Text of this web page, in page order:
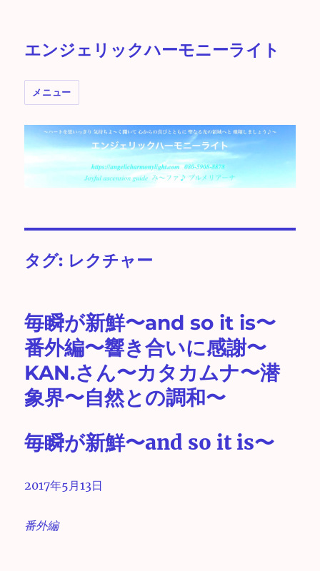
エンジェリックハーモニーライト
メニュー
タグ: レクチャー
毎瞬が新鮮〜and so it is〜
番外編〜響き合いに感謝〜
KAN.さん〜カタカムナ〜潜
象界〜自然との調和〜
毎瞬が新鮮〜and so it is〜
2017年5月13日
番外編